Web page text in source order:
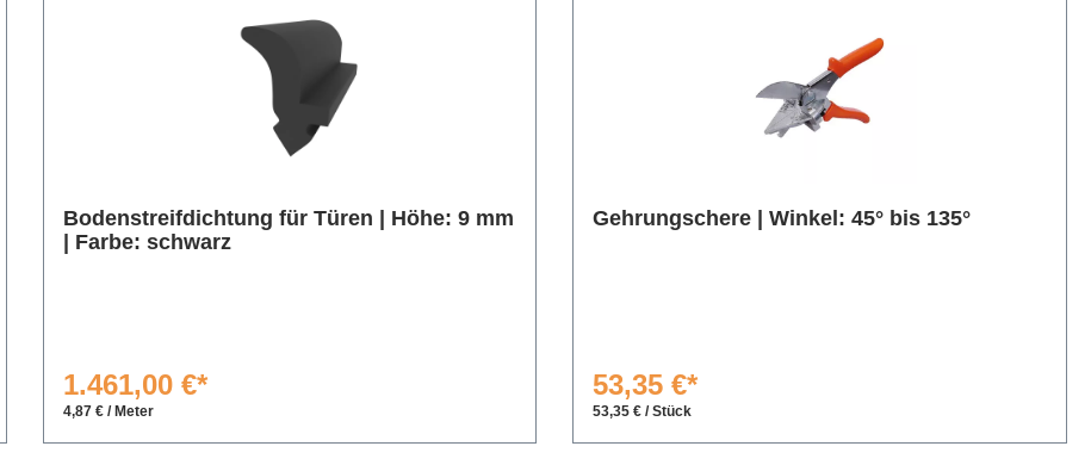
Bodenstreifdichtung für Türen | Höhe: 9 mm
| Farbe: schwarz
1.461,00 €*
4,87 € / Meter
Gehrungschere | Winkel: 45° bis 135°
53,35 €*
53,35 € / Stück